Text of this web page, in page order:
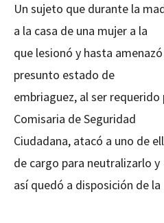
Un sujeto que durante la
a la casa de una mujer a la
que lesionó y hasta
presunto estado de
embriaguez, al ser
Comisaria de Seguridad
Ciudadana, atacó a uno de
de cargo para neutralizarlo y
así quedó a disposición de la